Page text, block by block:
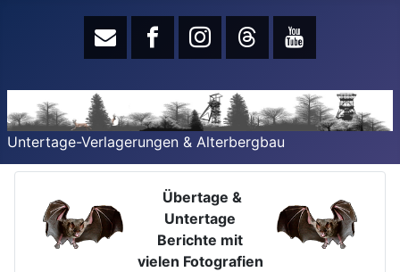
Untertage-Verlagerungen & Alterbergbau
Übertage &
Untertage
Berichte mit
vielen Fotografien